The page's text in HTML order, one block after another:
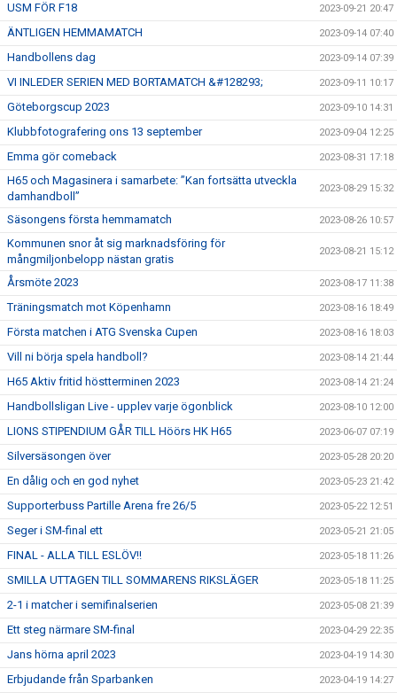
USM FÖR F18 2023-09-21 20:47
ÄNTLIGEN HEMMAMATCH 2023-09-14 07:40
Handbollens dag 2023-09-14 07:39
VI INLEDER SERIEN MED BORTAMATCH &#128293; 2023-09-11 10:17
Göteborgscup 2023 2023-09-10 14:31
Klubbfotografering ons 13 september 2023-09-04 12:25
Emma gör comeback 2023-08-31 17:18
H65 och Magasinera i samarbete: ”Kan fortsätta utveckla
damhandboll”
2023-08-29 15:32
Säsongens första hemmamatch 2023-08-26 10:57
Kommunen snor åt sig marknadsföring för
mångmiljonbelopp nästan gratis
2023-08-21 15:12
Årsmöte 2023 2023-08-17 11:38
Träningsmatch mot Köpenhamn 2023-08-16 18:49
Första matchen i ATG Svenska Cupen 2023-08-16 18:03
Vill ni börja spela handboll? 2023-08-14 21:44
H65 Aktiv fritid höstterminen 2023 2023-08-14 21:24
Handbollsligan Live - upplev varje ögonblick 2023-08-10 12:00
LIONS STIPENDIUM GÅR TILL Höörs HK H65 2023-06-07 07:19
Silversäsongen över 2023-05-28 20:20
En dålig och en god nyhet 2023-05-23 21:42
Supporterbuss Partille Arena fre 26/5 2023-05-22 12:51
Seger i SM-final ett 2023-05-21 21:05
FINAL - ALLA TILL ESLÖV!! 2023-05-18 11:26
SMILLA UTTAGEN TILL SOMMARENS RIKSLÄGER 2023-05-18 11:25
2-1 i matcher i semifinalserien 2023-05-08 21:39
Ett steg närmare SM-final 2023-04-29 22:35
Jans hörna april 2023 2023-04-19 14:30
Erbjudande från Sparbanken 2023-04-19 14:27